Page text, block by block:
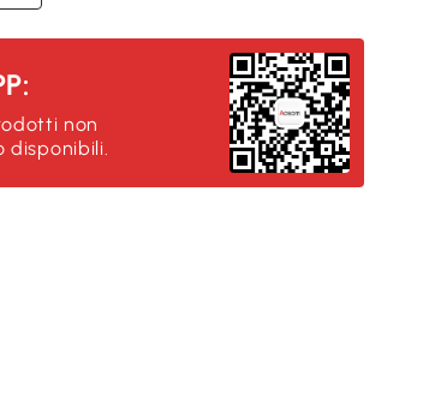
non
disponibili.